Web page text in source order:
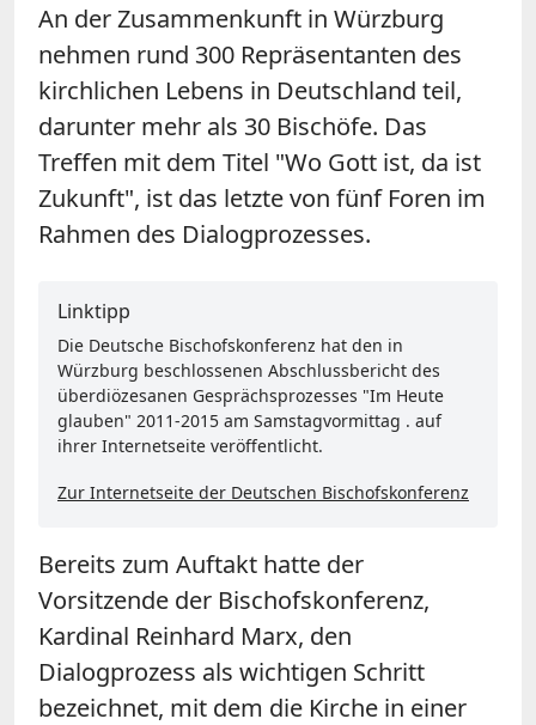
An der Zusammenkunft in Würzburg
nehmen rund 300 Repräsentanten des
kirchlichen Lebens in Deutschland teil,
darunter mehr als 30 Bischöfe. Das
Treffen mit dem Titel "Wo Gott ist, da ist
Zukunft", ist das letzte von fünf Foren im
Rahmen des Dialogprozesses.
Linktipp
Die Deutsche Bischofskonferenz hat den in
Würzburg beschlossenen Abschlussbericht des
überdiözesanen Gesprächsprozesses "Im Heute
glauben" 2011-2015 am Samstagvormittag . auf
ihrer Internetseite veröffentlicht.
Zur Internetseite der Deutschen Bischofskonferenz
Bereits zum Auftakt hatte der
Vorsitzende der Bischofskonferenz,
Kardinal Reinhard Marx, den
Dialogprozess als wichtigen Schritt
bezeichnet, mit dem die Kirche in einer